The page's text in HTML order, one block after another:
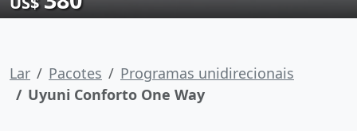
Lar Pacotes
Programas unidirecionais
Uyuni Conforto One Way